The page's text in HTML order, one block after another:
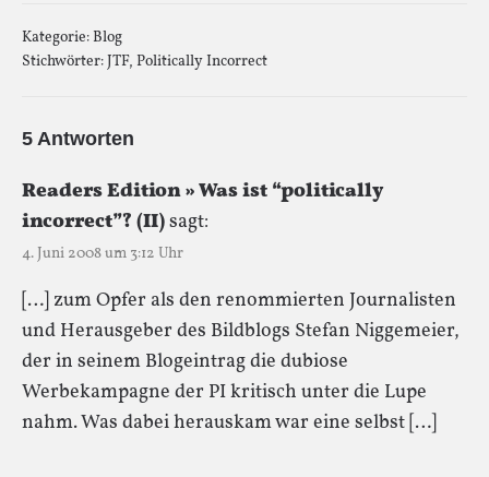
Kategorie:Blog
Stichwörter:JTF, Politically Incorrect
5 Antworten
Readers Edition » Was ist “politically
incorrect”? (II)sagt:
4. Juni 2008 um 3:12 Uhr
[…] zum Opfer als den renommierten Journalisten
und Herausgeber des Bildblogs Stefan Niggemeier,
der in seinem Blogeintrag die dubiose
Werbekampagne der PI kritisch unter die Lupe
nahm. Was dabei herauskam war eine selbst […]